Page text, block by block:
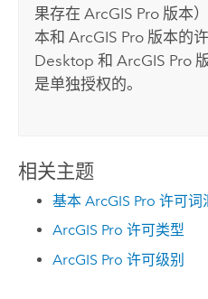
果存在ArcGIS Pro 版本
本和ArcGIS Pro 版本的
Desktop 和ArcGIS Pro
是单独授权的。
相关主题
基本 ArcGIS Pro 许可词
ArcGIS Pro 许可类型
ArcGIS Pro 许可级别